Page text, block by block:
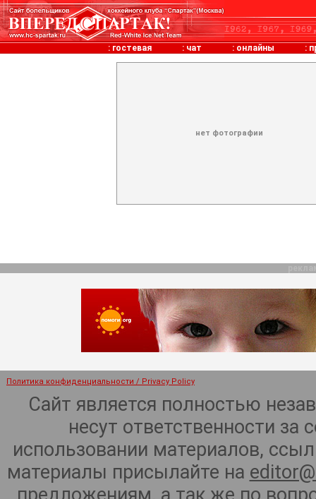
: гостевая : чат : онлайны :
нет фотографии
Политика конфиденциальности / Privacy Policy
Сайт является полностью
несут ответственности
использовании материалов,
материалы присылайте на